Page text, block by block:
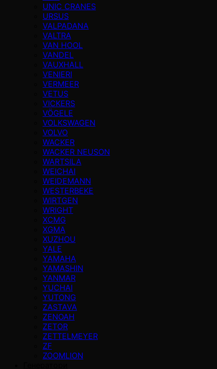
UNIC CRANES
URSUS
VALPADANA
VALTRA
VAN HOOL
VANDEL
VAUXHALL
VENIERI
VERMEER
VETUS
VICKERS
VÖGELE
VOLKSWAGEN
VOLVO
WACKER
WACKER NEUSON
WARTSILA
WEICHAI
WEIDEMANN
WESTERBEKE
WIRTGEN
WRIGHT
XCMG
XGMA
XUZHOU
YALE
YAMAHA
YAMASHIN
YANMAR
YUCHAI
YUTONG
ZASTAVA
ZENOAH
ZETOR
ZETTELMEYER
ZF
ZOOMLION